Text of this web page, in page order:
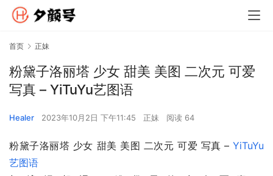
首页 正妹
粉黛子洛丽塔 少女 甜美 美图 二次元 可爱
写真 – YiTuYu艺图语
Healer 2023年10月2日 下午11:45 正妹 阅读 64
粉黛子洛丽塔 少女 甜美 美图 二次元 可爱 写真 – YiTuYu
艺图语